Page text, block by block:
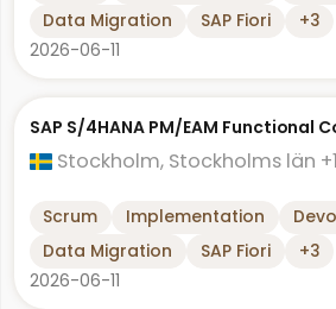
Data Migration
SAP Fiori
+3
2026-06-11
SAP S/4HANA PM/EAM Functional
Stockholm, Stockholms län +1
Scrum Implementation
Data Migration
SAP Fiori
+3
2026-06-11